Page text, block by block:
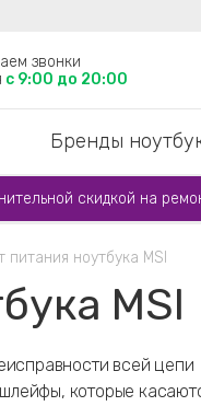
звонки
с 9:00 до 20:00
Бренды
скидкой на
питания ноутбука MSI
MSI
всей цепи
которые